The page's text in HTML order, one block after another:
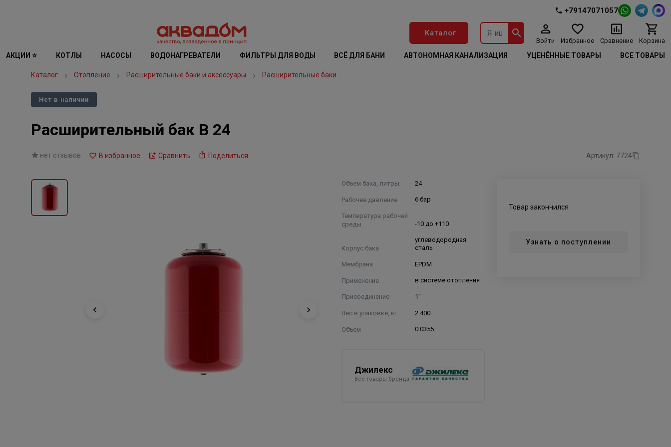
+79147071057
Каталог
Войти Избранное Сравнение Корзина
АКЦИИ ⭐ КОТЛЫ НАСОСЫ ВОДОНАГРЕВАТЕЛИ ФИЛЬТРЫ ДЛЯ ВОДЫ ВСЁ ДЛЯ БАНИ АВТОНОМНАЯ КАНАЛИЗАЦИЯ УЦЕНЁННЫЕ ТОВАРЫ ВСЕ ТОВАРЫ
Каталог Отопление Расширительные баки и аксессуары Расширительные баки
Нет в наличии
Расширительный бак В 24
нет отзывов В избранное Сравнить Поделиться Артикул: 7724
Объем бака, литры 24
Рабочее давление 6 бар
Температура рабочей
среды
-10 до +110
Корпус бака
углеводородная
сталь
Мембрана EPDM
Применение в системе отопления
Присоединение 1"
Вес в упаковке, кг 2.400
Объем 0.0355
Джилекс
Все товары бренда
Товар закончился
Узнать о поступлении